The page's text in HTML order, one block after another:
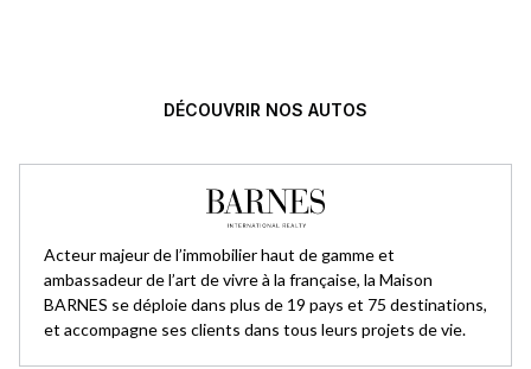
DÉCOUVRIR NOS AUTOS
Acteur majeur de l’immobilier haut de gamme et
ambassadeur de l’art de vivre à la française, la Maison
BARNES se déploie dans plus de 19 pays et 75 destinations,
et accompagne ses clients dans tous leurs projets de vie.